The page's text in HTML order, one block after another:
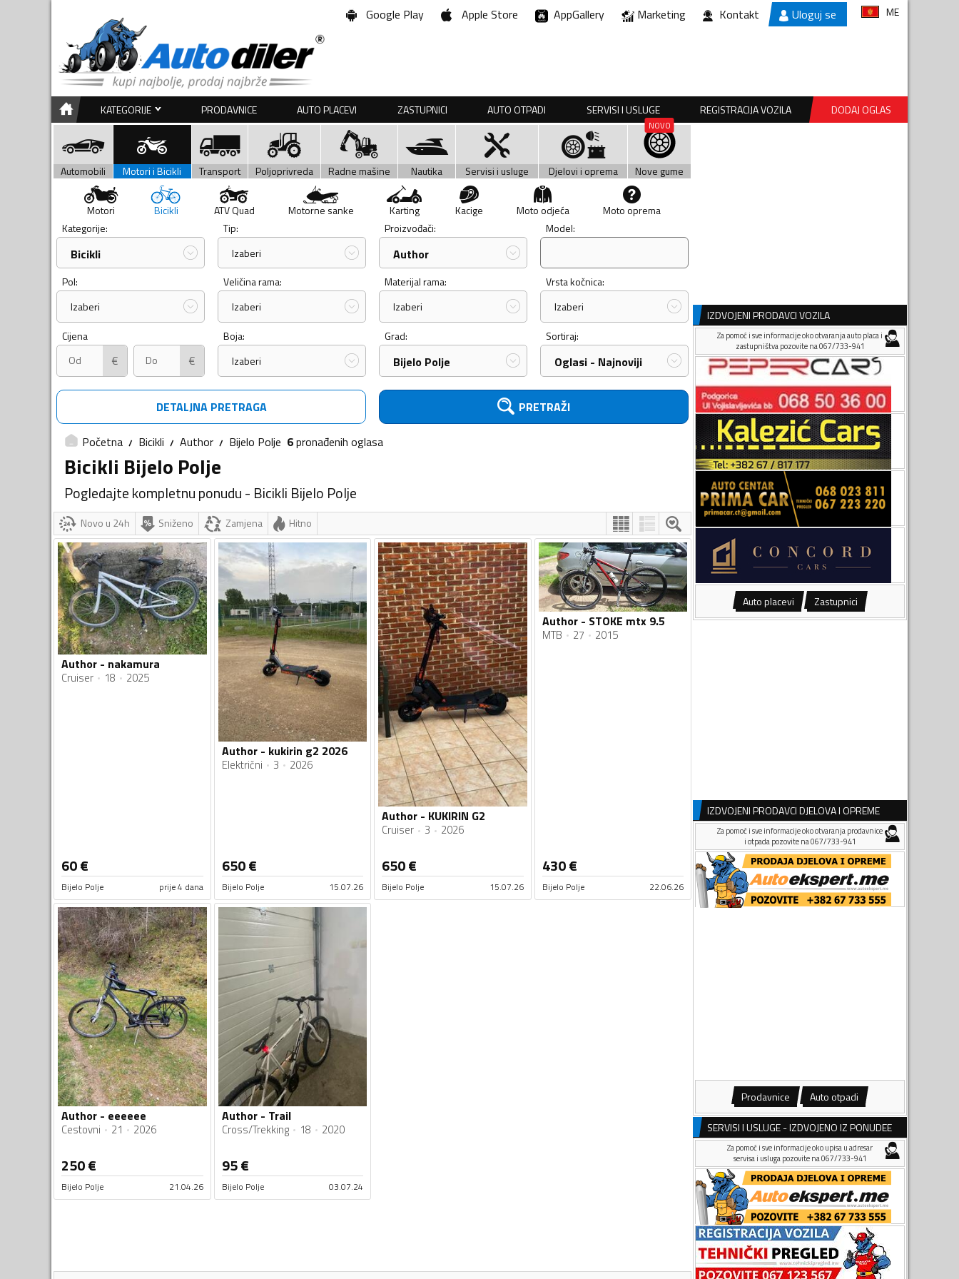
Google Play Apple Store AppGallery Marketing Kontakt Uloguj se ME
KATEGORIJE PRODAVNICE AUTO PLACEVI ZASTUPNICI AUTO OTPADI SERVISI I USLUGE REGISTRACIJA VOZILA DODAJ OGLAS
Automobili Motori i Bicikli Transport Poljoprivreda Radne mašine Nautika Servisi i usluge Djelovi i oprema Nove gume
Motori Bicikli ATV Quad Motorne sanke Karting Kacige Moto odjeća
Moto oprema
Kategorije:
Bicikli
Tip:
Izaberi
Proizvođači:
Author
Model:
Pol:
Izaberi
Veličina rama:
Izaberi
Materijal rama:
Izaberi
Vrsta kočnica:
Izaberi
Cijena
€ €
Boja:
Izaberi
Grad:
Bijelo Polje
Sortiraj:
Oglasi - Najnoviji
DETALJNA PRETRAGA PRETRAŽI
Početna Bicikli Author Bijelo Polje 6pronađenih oglasa
Bicikli Bijelo Polje
Pogledajte kompletnu ponudu - Bicikli Bijelo Polje
Novo u 24h Sniženo Zamjena Hitno
Author - nakamura
Cruiser 18 2025
60€
Bijelo Polje prije 4 dana
Author - kukirin g2 2026
Električni 3 2026
650€
Bijelo Polje 15.07.26
Author - KUKIRIN G2
Cruiser 3 2026
650€
Bijelo Polje 15.07.26
Author - STOKE mtx 9.5
MTB 27 2015
430€
Bijelo Polje 22.06.26
Author - eeeeee
Cestovni 21 2026
250€
Bijelo Polje 21.04.26
Author - Trail
Cross/Trekking 18 2020
95€
Bijelo Polje 03.07.24
IZDVOJENI PRODAVCI VOZILA
Za pomoć i sve informacije oko otvaranja auto placa i
zastupništva pozovite na 067/733-941
Auto placevi Zastupnici
IZDVOJENI PRODAVCI DJELOVA I OPREME
Za pomoć i sve informacije oko otvaranja prodavnice
i otpada pozovite na 067/733-941
Prodavnice Auto otpadi
SERVISI I USLUGE - IZDVOJENO IZ PONUDEE
Za pomoć i sve informacije oko upisa u adresar
servisa i usluga pozovite na 067/733-941